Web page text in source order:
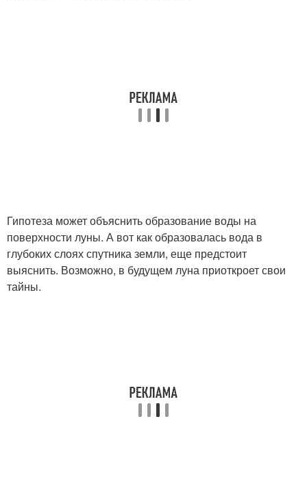
Гипотеза может объяснить образование воды на
поверхности луны. А вот как образовалась вода в
глубоких слоях спутника земли, еще предстоит
выяснить. Возможно, в будущем луна приоткроет свои
тайны.